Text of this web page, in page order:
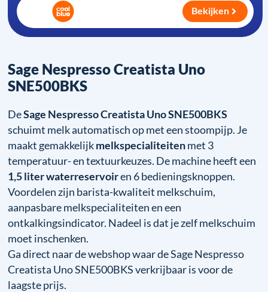
Sage Nespresso Creatista Uno
SNE500BKS
DeSage Nespresso Creatista Uno SNE500BKS
schuimt melk automatisch op met een stoompijp. Je
maakt gemakkelijkmelkspecialiteitenmet 3
temperatuur- en textuurkeuzes. De machine heeft een
1,5 liter waterreservoiren 6 bedieningsknoppen.
Voordelen zijn barista-kwaliteit melkschuim,
aanpasbare melkspecialiteiten en een
ontkalkingsindicator. Nadeel is dat je zelf melkschuim
moet inschenken.
Ga direct naar de webshop waar de Sage Nespresso
Creatista Uno SNE500BKS verkrijbaar is voor de
laagste prijs.
Bekijken